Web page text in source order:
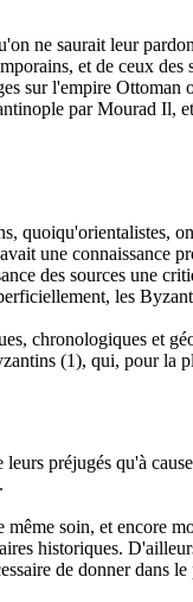
ne saurait leur
et de ceux des
sur l'empire Ottoman
par Mourad Il,
quoiqu'orientalistes,
une connaissance
des sources une
les
chronologiques et
(1), qui, pour la
préjugés qu'à
soin, et encore
historiques.
de donner dans le